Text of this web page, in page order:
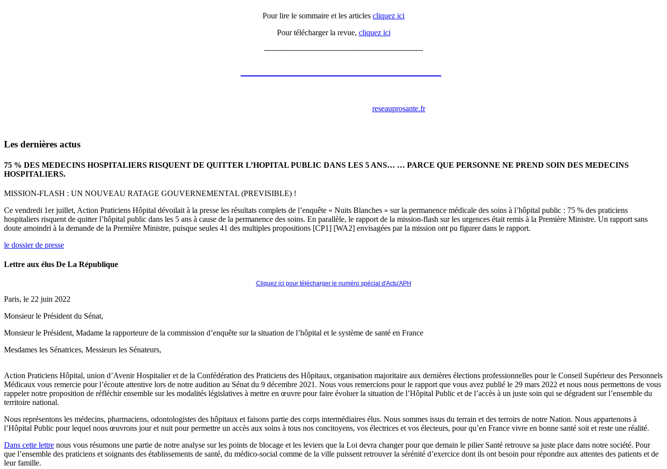
Pour lire le sommaire et les articles cliquez ici
Pour télécharger la revue, cliquez ici
----------------------------------------------------------------
reseauprosante.fr
Les dernières actus
75 % DES MEDECINS HOSPITALIERS RISQUENT DE QUITTER L’HOPITAL PUBLIC DANS LES 5 ANS… … PARCE QUE PERSONNE NE PREND SOIN DES MEDECINS
HOSPITALIERS.
MISSION-FLASH : UN NOUVEAU RATAGE GOUVERNEMENTAL (PREVISIBLE) !
Ce vendredi 1er juillet, Action Praticiens Hôpital dévoilait à la presse les résultats complets de l’enquête « Nuits Blanches » sur la permanence médicale des soins à l’hôpital public : 75 % des praticiens
hospitaliers risquent de quitter l’hôpital public dans les 5 ans à cause de la permanence des soins. En parallèle, le rapport de la mission-flash sur les urgences était remis à la Première Ministre. Un rapport sans
doute amoindri à la demande de la Première Ministre, puisque seules 41 des multiples propositions [CP1] [WA2] envisagées par la mission ont pu figurer dans le rapport.
le dossier de presse
Lettre aux élus De La République
Cliquez ici pour télécharger le numéro spécial d'Actu'APH
Paris, le 22 juin 2022
Monsieur le Président du Sénat,
Monsieur le Président, Madame la rapporteure de la commission d’enquête sur la situation de l’hôpital et le système de santé en France
Mesdames les Sénatrices, Messieurs les Sénateurs,
Action Praticiens Hôpital, union d’Avenir Hospitalier et de la Confédération des Praticiens des Hôpitaux, organisation majoritaire aux dernières élections professionnelles pour le Conseil Supérieur des Personnels
Médicaux vous remercie pour l’écoute attentive lors de notre audition au Sénat du 9 décembre 2021. Nous vous remercions pour le rapport que vous avez publié le 29 mars 2022 et nous nous permettons de vous
rappeler notre proposition de réfléchir ensemble sur les modalités législatives à mettre en œuvre pour faire évoluer la situation de l’Hôpital Public et de l’accès à un juste soin qui se dégradent sur l’ensemble du
territoire national.
Nous représentons les médecins, pharmaciens, odontologistes des hôpitaux et faisons partie des corps intermédiaires élus. Nous sommes issus du terrain et des terroirs de notre Nation. Nous appartenons à
l’Hôpital Public pour lequel nous œuvrons jour et nuit pour permettre un accès aux soins à tous nos concitoyens, vos électrices et vos électeurs, pour qu’en France vivre en bonne santé soit et reste une réalité.
Dans cette lettre nous vous résumons une partie de notre analyse sur les points de blocage et les leviers que la Loi devra changer pour que demain le pilier Santé retrouve sa juste place dans notre société. Pour
que l’ensemble des praticiens et soignants des établissements de santé, du médico-social comme de la ville puissent retrouver la sérénité d’exercice dont ils ont besoin pour répondre aux attentes des patients et de
leur famille.